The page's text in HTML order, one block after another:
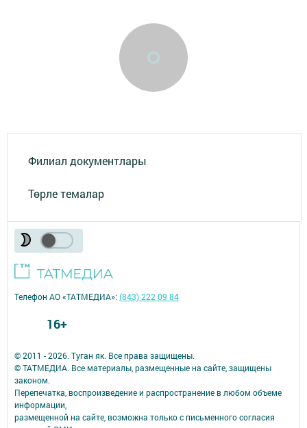
Филиал документлары
Төрле темалар
© 2011 - 2026. Туган як. Все права защищены.
© ТАТМЕДИА. Все материалы, размещенные на сайте, защищены
законом.
Перепечатка, воспроизведение и распространение в любом объеме
информации,
размещенной на сайте, возможна только с письменного согласия
Телефон АО «ТАТМЕДИА»:(843) 222 09 84
16+